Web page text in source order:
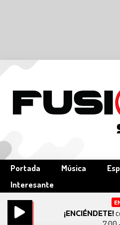
Portada Música
Interesante
¡ENCIÉNDETE!